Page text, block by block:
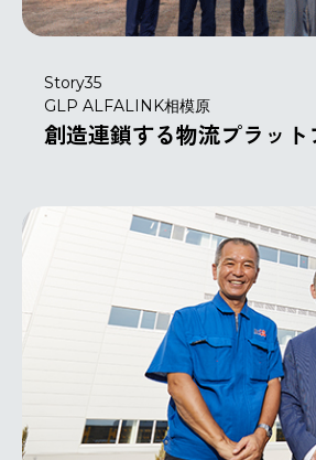
Story35
GLP ALFALINK相模原
創造連鎖する物流プラット